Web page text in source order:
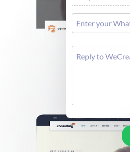
Brussels - Forex
Cek Demo